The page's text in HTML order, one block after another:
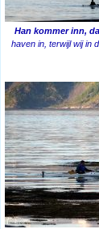
Han kommer inn,
haven in, terwijl wij in